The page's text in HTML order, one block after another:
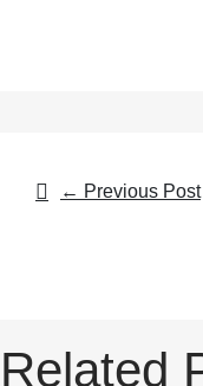
navigation
← Previous Post
Related